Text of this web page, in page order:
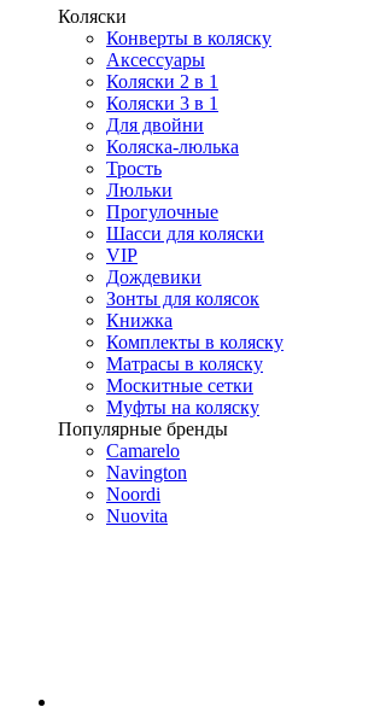
Коляски
Конверты в коляску
Аксессуары
Коляски 2 в 1
Коляски 3 в 1
Для двойни
Коляска-люлька
Трость
Люльки
Прогулочные
Шасси для коляски
VIP
Дождевики
Зонты для колясок
Книжка
Комплекты в коляску
Матрасы в коляску
Москитные сетки
Муфты на коляску
Популярные бренды
Camarelo
Navington
Noordi
Nuovita